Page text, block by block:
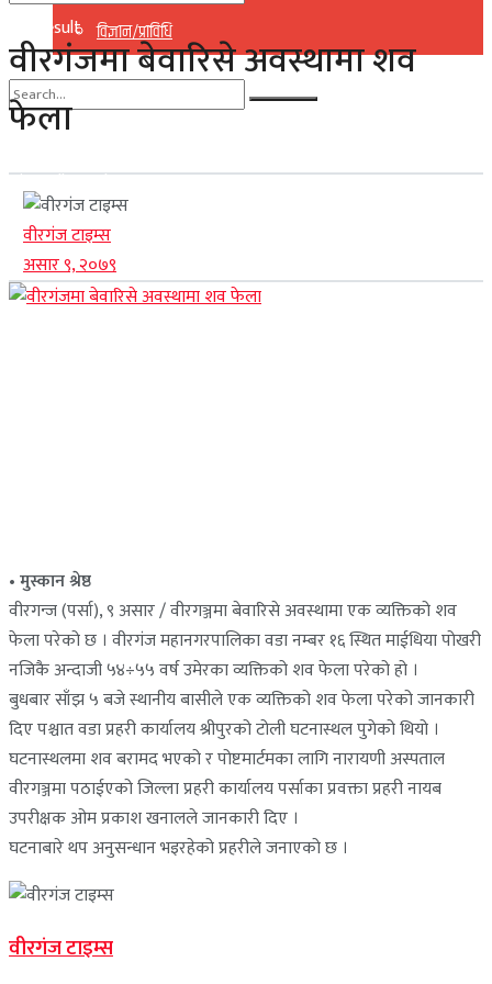
विज्ञान/प्राविधि
No Result
View All Result
No Result
View All Result
वीरगंजमा बेवारिसे अवस्थामा शव
फेला
वीरगंज टाइम्स
असार ९, २०७९
• मुस्कान श्रेष्ठ
वीरगन्ज (पर्सा), ९ असार / वीरगञ्जमा बेवारिसे अवस्थामा एक व्यक्तिको शव
फेला परेको छ । वीरगंज महानगरपालिका वडा नम्बर १६ स्थित माईधिया पोखरी
नजिकै अन्दाजी ५४÷५५ वर्ष उमेरका व्यक्तिको शव फेला परेको हो ।
बुधबार साँझ ५ बजे स्थानीय बासीले एक व्यक्तिको शव फेला परेको जानकारी
दिए पश्चात वडा प्रहरी कार्यालय श्रीपुरको टोली घटनास्थल पुगेको थियो ।
घटनास्थलमा शव बरामद भएको र पोष्टमार्टमका लागि नारायणी अस्पताल
वीरगञ्जमा पठाईएको जिल्ला प्रहरी कार्यालय पर्साका प्रवक्ता प्रहरी नायब
उपरीक्षक ओम प्रकाश खनालले जानकारी दिए ।
घटनाबारे थप अनुसन्धान भइरहेको प्रहरीले जनाएको छ ।
वीरगंज टाइम्स